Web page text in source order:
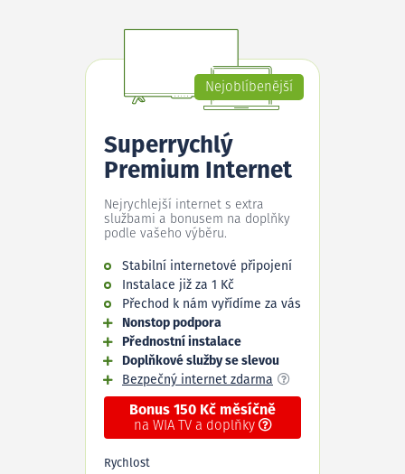
Nejoblíbenější
Superrychlý
Premium Internet
Nejrychlejší internet s extra
službami a bonusem na doplňky
podle vašeho výběru.
Stabilní internetové připojení
Instalace již za 1 Kč
Přechod k nám vyřídíme za vás
Nonstop podpora
Přednostní instalace
Doplňkové služby se slevou
Bezpečný internet zdarma
Bonus 150 Kč měsíčně
na WIA TV a doplňky
Rychlost